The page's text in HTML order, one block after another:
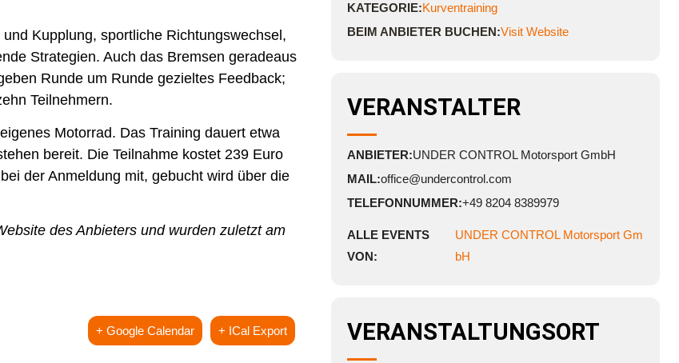
Kupplung, sportliche Richtungswechsel,
Strategien. Auch das Bremsen geradeaus
Runde um Runde gezieltes Feedback;
Teilnehmern.
Motorrad. Das Training dauert etwa
bereit. Die Teilnahme kostet 239 Euro
der Anmeldung mit, gebucht wird über die
des Anbieters und wurden zuletzt am
+ Google Calendar + ICal Export
KATEGORIE:Kurventraining
BEIM ANBIETER BUCHEN:Visit Website
VERANSTALTER
ANBIETER:UNDER CONTROL Motorsport GmbH
MAIL:office@undercontrol.com
TELEFONNUMMER:+49 8204 8389979
ALLE EVENTS
VON:
UNDER CONTROL Motorsport Gm
bH
VERANSTALTUNGSORT